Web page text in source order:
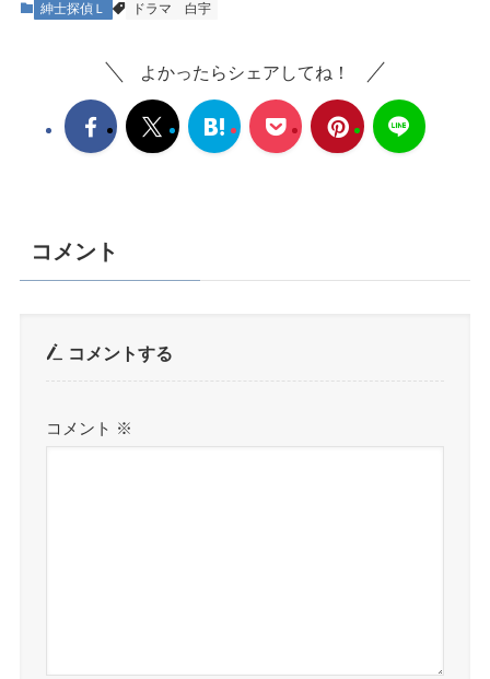
紳士探偵Ｌ ドラマ 白宇
よかったらシェアしてね！
コメント
コメントする
コメント ※